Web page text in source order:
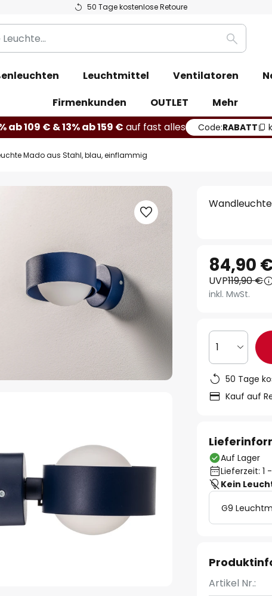
50 Tage kostenlose Retoure
Suche
Leuchtmittel Ventilatoren
Firmenkunden
OUTLET
Mehr
ab 109 € & 13% ab 159 € auf fast alles Code:RABATT
Mado aus Stahl, blau, einflammig
84,90
UVP119,90 €
inkl. MwSt.
1
50 Tage
Kauf auf
Auf Lager
Lieferzeit: 1
Kein
G9
Artikel Nr.: